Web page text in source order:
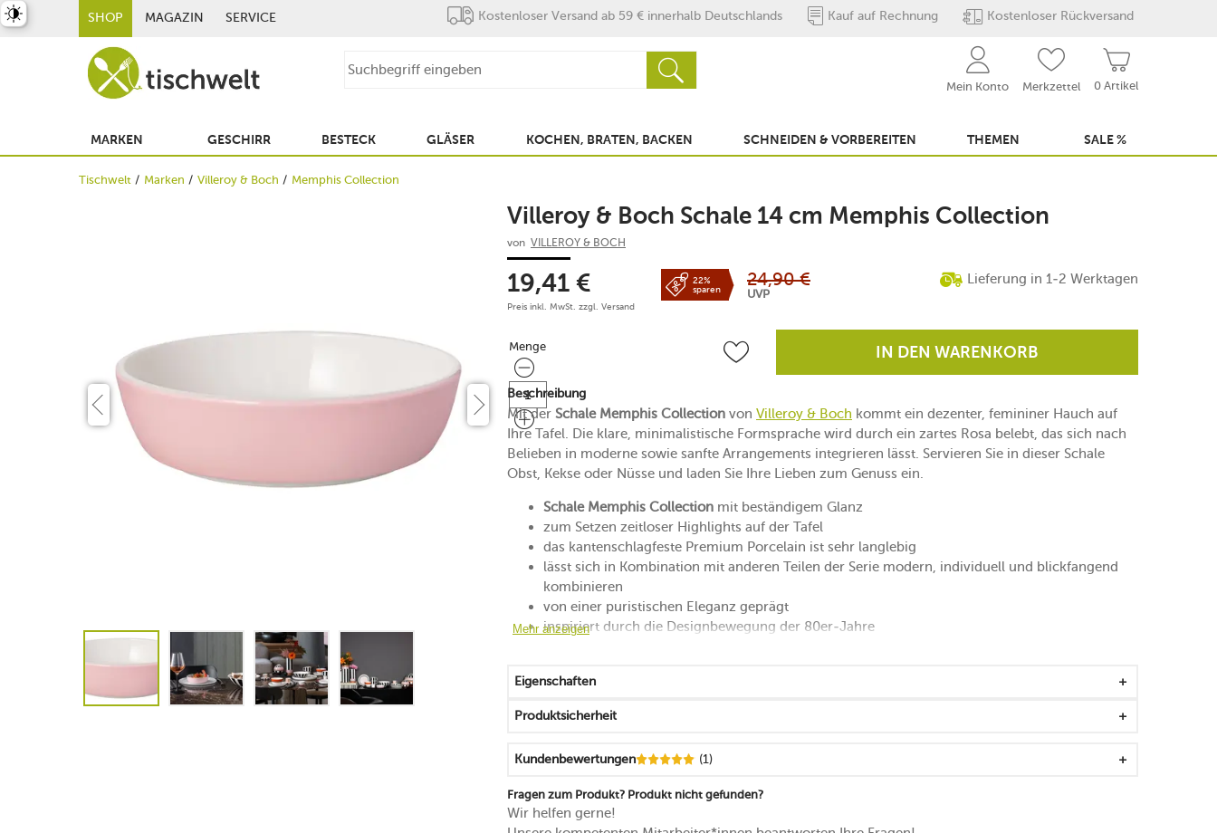
SHOP MAGAZIN SERVICE Kostenloser Versand ab 59 € innerhalb Deutschlands Kauf auf Rechnung Kostenloser Rückversand
0 Artikel
Mein Konto Merkzettel
MARKEN GESCHIRR BESTECK GLÄSER KOCHEN, BRATEN, BACKEN SCHNEIDEN & VORBEREITEN THEMEN SALE %
Tischwelt Marken Villeroy & Boch Memphis Collection
Villeroy & Boch Schale 14 cm Memphis Collection
von VILLEROY & BOCH
19,41 €
Preis inkl. MwSt. zzgl. Versand
22%
sparen
24,90 €
UVP
Lieferung in 1-2 Werktagen
Menge
Menge IN DEN WARENKORB
Beschreibung
Mit der Schale Memphis Collection von Villeroy & Boch kommt ein dezenter, femininer Hauch auf
Ihre Tafel. Die klare, minimalistische Formsprache wird durch ein zartes Rosa belebt, das sich nach
Belieben in moderne sowie sanfte Arrangements integrieren lässt. Servieren Sie in dieser Schale
Obst, Kekse oder Nüsse und laden Sie Ihre Lieben zum Genuss ein.
Schale Memphis Collection mit beständigem Glanz
zum Setzen zeitloser Highlights auf der Tafel
das kantenschlagfeste Premium Porcelain ist sehr langlebig
lässt sich in Kombination mit anderen Teilen der Serie modern, individuell und blickfangend
kombinieren
von einer puristischen Eleganz geprägt
inspiriert durch die Designbewegung der 80er-Jahre
spülmaschinenfest
Made in Germany
Mehr anzeigen
Eigenschaften
Produktsicherheit
Kundenbewertungen (1)
Fragen zum Produkt? Produkt nicht gefunden?
Wir helfen gerne!
umschalten